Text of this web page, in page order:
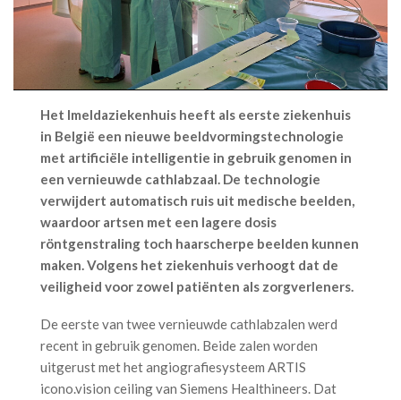
Het Imeldaziekenhuis heeft als eerste ziekenhuis
in België een nieuwe beeldvormingstechnologie
met artificiële intelligentie in gebruik genomen in
een vernieuwde cathlabzaal. De technologie
verwijdert automatisch ruis uit medische beelden,
waardoor artsen met een lagere dosis
röntgenstraling toch haarscherpe beelden kunnen
maken. Volgens het ziekenhuis verhoogt dat de
veiligheid voor zowel patiënten als zorgverleners.
De eerste van twee vernieuwde cathlabzalen werd
recent in gebruik genomen. Beide zalen worden
uitgerust met het angiografiesysteem ARTIS
icono.vision ceiling van Siemens Healthineers. Dat